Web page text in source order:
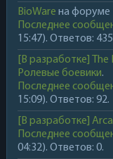
BioWare на форуме
Последнее
15:47). Ответов:
[В разработке] The
Ролевые боевики.
Последнее
15:09). Ответов: 92.
[В разработке]
Последнее
04:32). Ответов: 0.